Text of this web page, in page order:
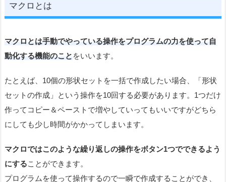
マクロとは
マクロとは手動でやっている操作をプログラムの力を使って自
動化する機能のこと をいいます。
たとえば、10個の形状セットを一括で作成したい場合、「形状
セットの作成」という操作を10回する必要があります。1つだけ
作ってコピー＆ペーストで増やしていってもいいですがどちら
にしても少し時間がかかってしまいます。
マクロではこのような繰り返しの操作をボタン1つでできるよう
にすることができます。
プログラムを使って操作するので一瞬で作成することができ、